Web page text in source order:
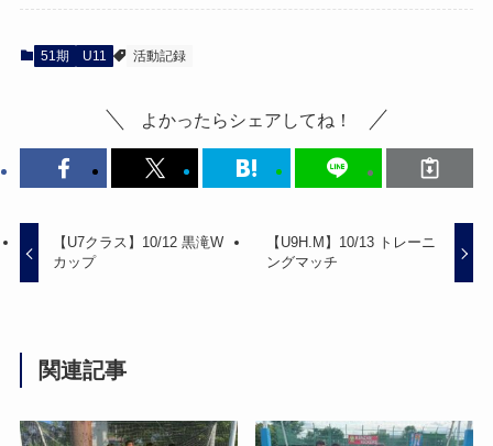
51期 U11 活動記録
よかったらシェアしてね！
【U7クラス】10/12 黒滝W
カップ
【U9H.M】10/13 トレーニ
ングマッチ
関連記事